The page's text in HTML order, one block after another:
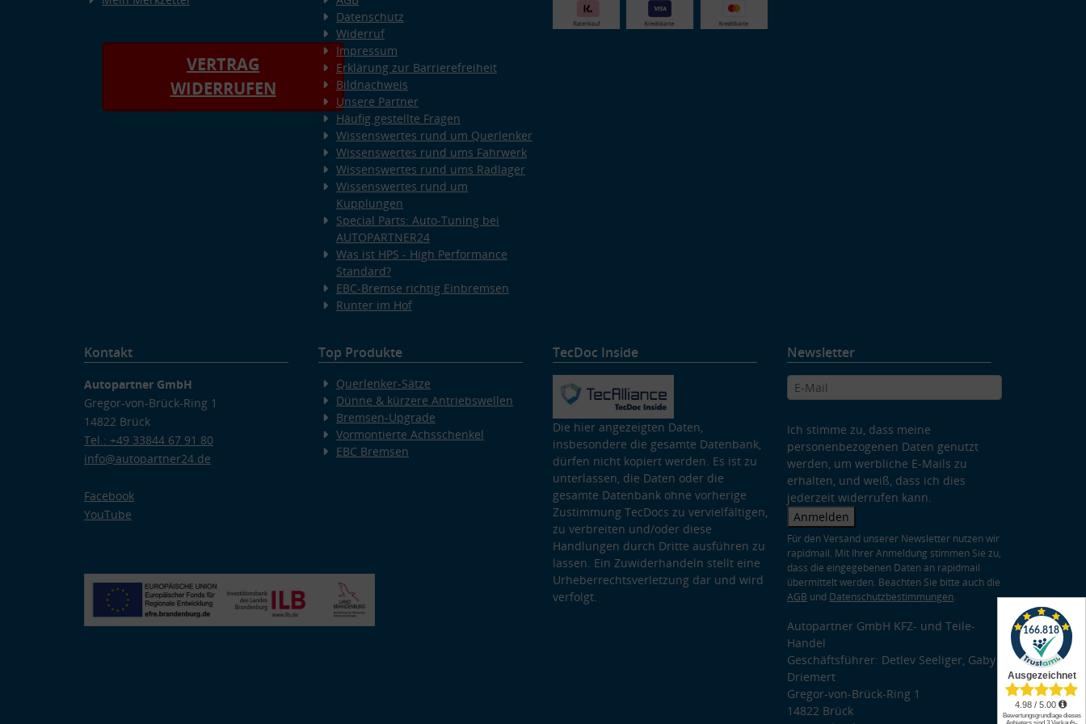
VERTRAG
WIDERRUFEN
Datenschutz
Widerruf
Impressum
Erklärung zur Barrierefreiheit
Bildnachweis
Unsere Partner
Häufig gestellte Fragen
Wissenswertes rund um Querlenker
Wissenswertes rund ums Fahrwerk
Wissenswertes rund ums Radlager
Wissenswertes rund um
Kupplungen
Special Parts: Auto-Tuning bei
AUTOPARTNER24
Was ist HPS - High Performance
Standard?
EBC-Bremse richtig Einbremsen
Runter im Hof
Kontakt
Autopartner GmbH
Gregor-von-Brück-Ring 1
14822 Brück
Tel.: +49 33844 67 91 80
info@autopartner24.de
Facebook
YouTube
Top Produkte
Querlenker-Sätze
Dünne & kürzere Antriebswellen
Bremsen-Upgrade
Vormontierte Achsschenkel
EBC Bremsen
TecDoc Inside
Die hier angezeigten Daten,
insbesondere die gesamte Datenbank,
dürfen nicht kopiert werden. Es ist zu
unterlassen, die Daten oder die
gesamte Datenbank ohne vorherige
Zustimmung TecDocs zu vervielfältigen,
zu verbreiten und/oder diese
Handlungen durch Dritte ausführen zu
lassen. Ein Zuwiderhandeln stellt eine
Urheberrechtsverletzung dar und wird
verfolgt.
Newsletter
Ich stimme zu, dass meine
personenbezogenen Daten genutzt
werden, um werbliche E-Mails zu
erhalten, und weiß, dass ich dies
jederzeit widerrufen kann.
Anmelden
Für den Versand unserer Newsletter nutzen wir
rapidmail. Mit Ihrer Anmeldung stimmen Sie zu,
dass die eingegebenen Daten an rapidmail
übermittelt werden. Beachten Sie bitte auch die
AGB und Datenschutzbestimmungen.
Autopartner GmbH KFZ- und Teile-
Handel
Geschäftsführer: Detlev Seeliger, Gaby
Driemert
Gregor-von-Brück-Ring 1
14822 Brück
Verwendung reduzierter Daten zur Auswahl von Inhalten
Verwendung genauer Standortdaten
Endgeräteeigenschaften zur Identifikation aktiv abfragen